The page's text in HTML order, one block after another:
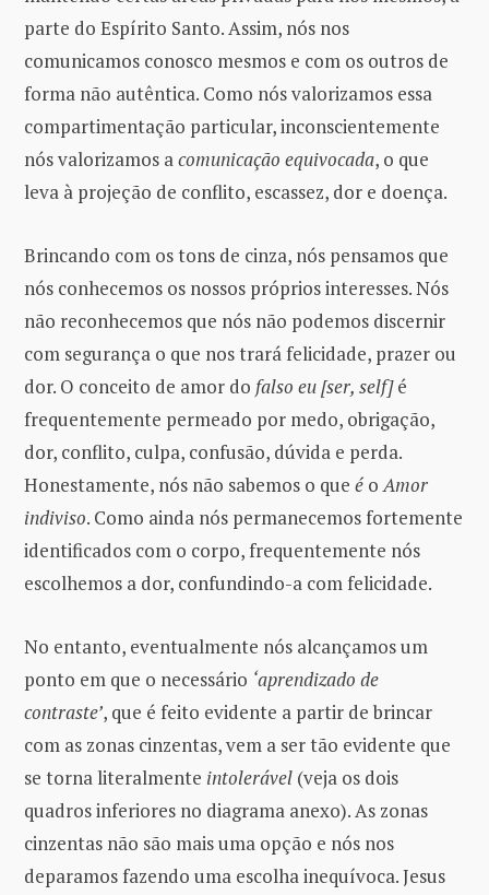
parte do Espírito Santo. Assim, nós nos
comunicamos conosco mesmos e com os outros de
forma não autêntica. Como nós valorizamos essa
compartimentação particular, inconscientemente
nós valorizamos acomunicação equivocada, o que
leva à projeção de conflito, escassez, dor e doença.
Brincando com os tons de cinza, nós pensamos que
nós conhecemos os nossos próprios interesses. Nós
não reconhecemos que nós não podemos discernir
com segurança o que nos trará felicidade, prazer ou
dor. O conceito de amor do falso eu [ser, self]é
frequentemente permeado por medo, obrigação,
dor, conflito, culpa, confusão, dúvida e perda.
Honestamente, nós não sabemos o que é oAmor
indiviso. Como ainda nós permanecemos fortemente
identificados com o corpo, frequentemente nós
escolhemos a dor, confundindo-a com felicidade.
No entanto, eventualmente nós alcançamos um
ponto em que o necessário ‘aprendizado de
contraste’, que é feito evidente a partir de brincar
com as zonas cinzentas, vem a ser tão evidente que
se torna literalmente intolerável (veja os dois
quadros inferiores no diagrama anexo). As zonas
cinzentas não são mais uma opção e nós nos
deparamos fazendo uma escolha inequívoca. Jesus